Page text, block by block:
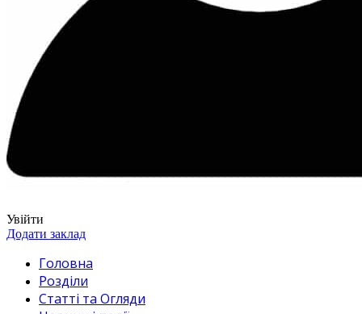
Увійти
Додати заклад
Головна
Розділи
Статті та Огляди